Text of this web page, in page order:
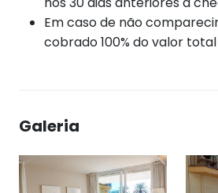
Em caso de não
cobrado 100% do valor
Galeria